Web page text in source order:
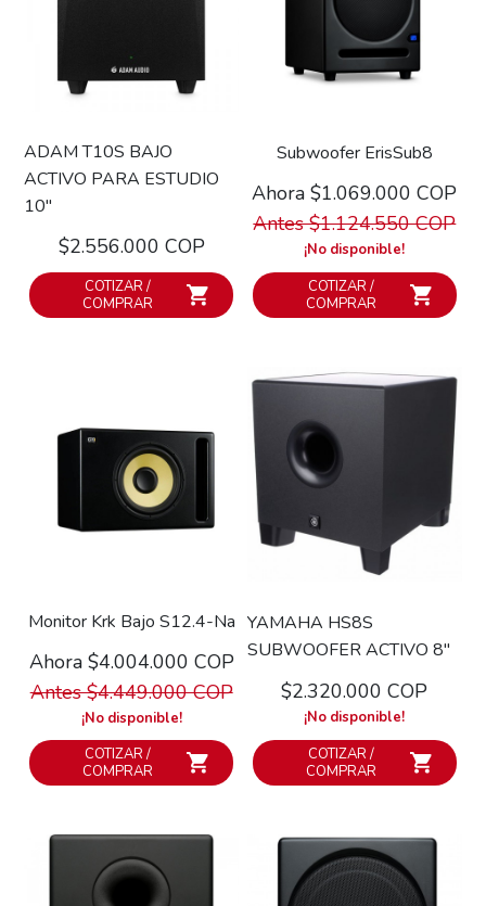
ADAM T10S BAJO
ACTIVO PARA ESTUDIO
10"
$2.556.000 COP
COTIZAR /
COMPRAR
Subwoofer ErisSub8
Ahora $1.069.000 COP
Antes $1.124.550 COP
¡No disponible!
COTIZAR /
COMPRAR
Monitor Krk Bajo S12.4-Na
Ahora $4.004.000 COP
Antes $4.449.000 COP
¡No disponible!
COTIZAR /
COMPRAR
YAMAHA HS8S
SUBWOOFER ACTIVO 8"
$2.320.000 COP
¡No disponible!
COTIZAR /
COMPRAR